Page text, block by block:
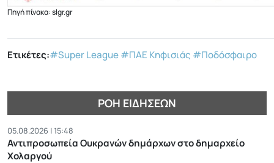
Πηγή πίνακα: slgr.gr
Ετικέτες:#Super League#ΠΑΕ Κηφισιάς #Ποδόσφαιρο
ΡΟΉ ΕΙΔΉΣΕΩΝ
05.08.2026 | 15:48
Αντιπροσωπεία Ουκρανών δημάρχων στο δημαρχείο
Χολαργού